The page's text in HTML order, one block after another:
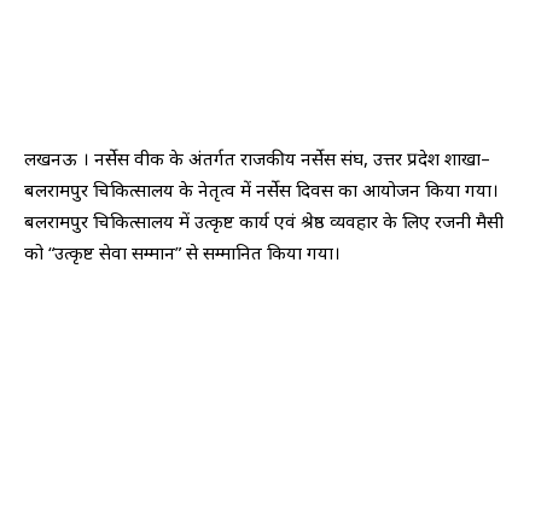
लखनऊ । नर्सेस वीक के अंतर्गत राजकीय नर्सेस संघ, उत्तर प्रदेश शाखा–
बलरामपुर चिकित्सालय के नेतृत्व में नर्सेस दिवस का आयोजन किया गया।
बलरामपुर चिकित्सालय में उत्कृष्ट कार्य एवं श्रेष्ठ व्यवहार के लिए रजनी मैसी
को “उत्कृष्ट सेवा सम्मान” से सम्मानित किया गया।